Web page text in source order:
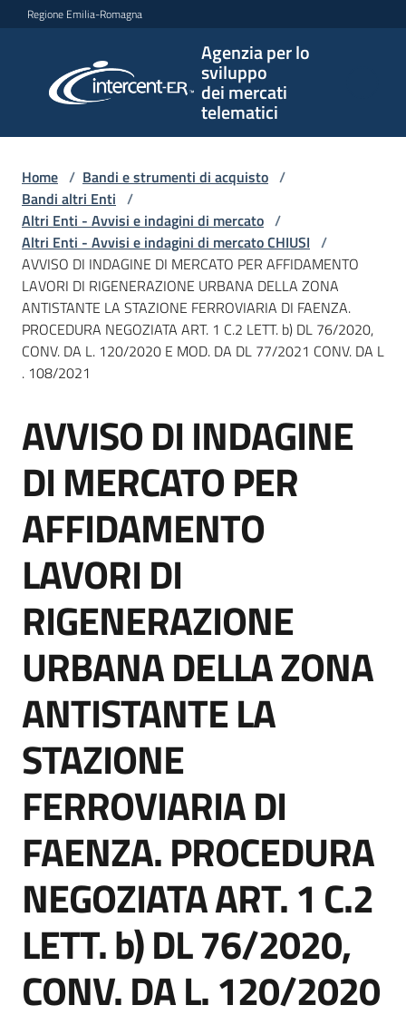
Vai al contenuto
Vai alla navigazione
Vai al footer
Regione Emilia-Romagna
Agenzia per lo
sviluppo
dei mercati
telematici
per lo
sviluppo
telematici
L'Agenzia
Bandi
e
strumenti
acquisto
Supporto
Piattaforme
telematiche
English
site
Seguici
su
Home / Bandi e strumenti di acquisto /
Bandi altri Enti /
Altri Enti - Avvisi e indagini di mercato /
Altri Enti - Avvisi e indagini di mercato CHIUSI /
AVVISO DI INDAGINE DI MERCATO PER AFFIDAMENTO
LAVORI DI RIGENERAZIONE URBANA DELLA ZONA
ANTISTANTE LA STAZIONE FERROVIARIA DI FAENZA.
PROCEDURA NEGOZIATA ART. 1 C.2 LETT. b) DL 76/2020,
CONV. DA L. 120/2020 E MOD. DA DL 77/2021 CONV. DA L
. 108/2021
Salta al contenuto
AVVISO DI INDAGINE
DI MERCATO PER
AFFIDAMENTO
LAVORI DI
RIGENERAZIONE
URBANA DELLA ZONA
ANTISTANTE LA
STAZIONE
FERROVIARIA DI
FAENZA. PROCEDURA
NEGOZIATA ART. 1 C.2
LETT. b) DL 76/2020,
CONV. DA L. 120/2020